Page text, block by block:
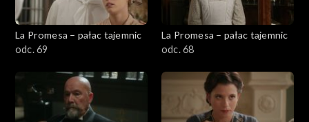
La Promesa – pałac tajemnic
odc. 69
La Promesa – pałac tajemnic
odc. 68